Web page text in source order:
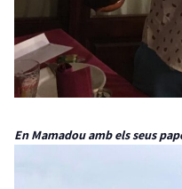
En Mamadou amb els seus